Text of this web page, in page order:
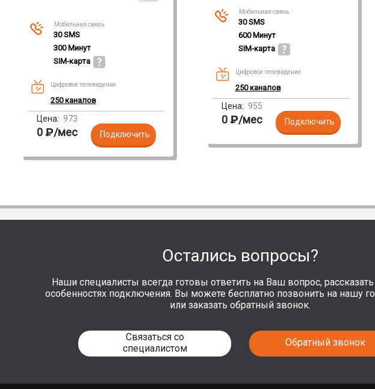
Мобильная связь
30 SMS
300 Минут
SIM-карта
Цифровое телевидение
250 каналов
Цена: 973
0₽/мес Подключить
Мобильная связь
30 SMS
600 Минут
SIM-карта
Цифровое телевидение
250 каналов
Цена: 955
0₽/мес Подключить
Остались вопросы?
Наши специалисты всегда готовы ответить на Ваш вопрос,
особенностях подключения. Вы можете бесплатно позвонить на нашу
или заказать обратный звонок.
Связаться со
специалистом
Обратный звонок